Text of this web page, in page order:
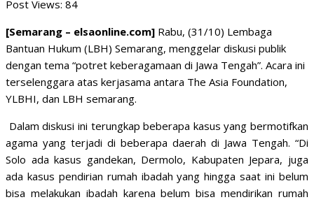
Post Views: 84
[Semarang – elsaonline.com] Rabu, (31/10) Lembaga
Bantuan Hukum (LBH) Semarang, menggelar diskusi publik
dengan tema “potret keberagamaan di Jawa Tengah”. Acara ini
terselenggara atas kerjasama antara The Asia Foundation,
YLBHI, dan LBH semarang.
Dalam diskusi ini terungkap beberapa kasus yang bermotifkan
agama yang terjadi di beberapa daerah di Jawa Tengah. “Di
Solo ada kasus gandekan, Dermolo, Kabupaten Jepara, juga
ada kasus pendirian rumah ibadah yang hingga saat ini belum
bisa melakukan ibadah karena belum bisa mendirikan rumah